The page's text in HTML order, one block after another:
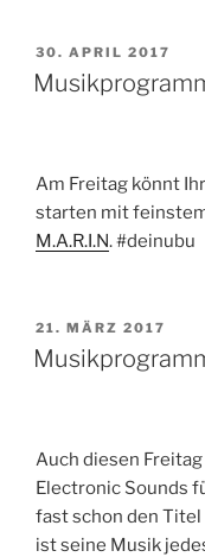
VERÖFFENTLICHT
AM
30. APRIL 2017
Am Freitag könnt
starten mit
M.A.R.I.N. #deinubu
VERÖFFENTLICHT
AM
21. MÄRZ 2017
Auch diesen
Electronic Sounds
fast schon den Titel
ist seine Musik